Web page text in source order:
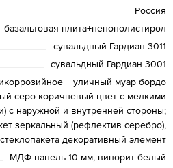
Россия
базальтовая плита+пенополистирол
сувальдный Гардиан 3011
сувальдный Гардиан 3001
+ уличный муар бордо
серо-коричневый цвет с мелкими
с наружной и внутренней стороны;
зеркальный (рефлектив серебро),
декоративный элемент
МДФ-панель 10 мм, винорит белый